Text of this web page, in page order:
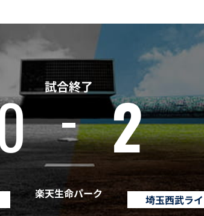
試合終了 2
楽天生命パーク 埼玉西武ラ